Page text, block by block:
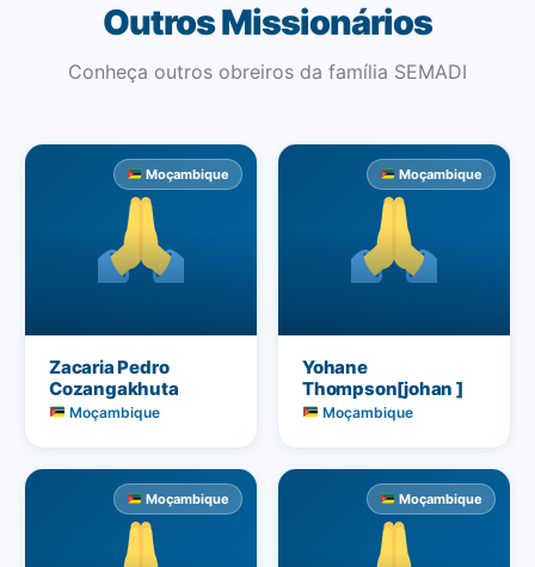
Outros Missionários
Conheça outros obreiros da família SEMADI
Moçambique
Zacaria Pedro
Cozangakhuta
Moçambique
Moçambique
Yohane
Thompson[johan ]
Moçambique
Moçambique Moçambique